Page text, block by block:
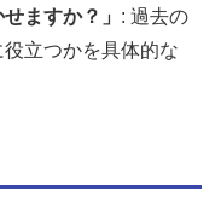
ますか？」 : 過去の
立つかを具体的な